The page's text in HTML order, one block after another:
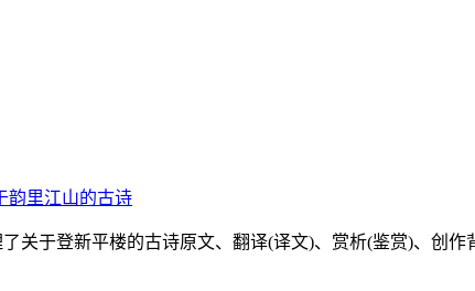
韵里江山的古诗
关于登新平楼的古诗原文、翻译(译文)、赏析(鉴赏)、创